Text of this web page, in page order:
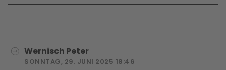
Wernisch Peter
SONNTAG, 29. JUNI 2025 18:46